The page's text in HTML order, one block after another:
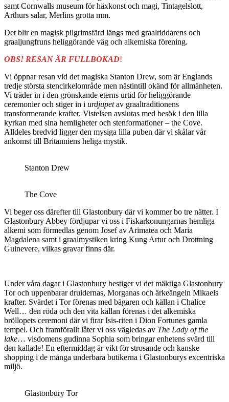
samt Cornwalls museum för häxkonst och magi, Tintagelslott,
Arthurs salar, Merlins grotta mm.
Det blir en magisk pilgrimsfärd längs med graalriddarens och
graaljungfruns heliggörande väg och alkemiska förening.
OBS! RESAN ÄR FULLBOKAD!
Vi öppnar resan vid det magiska Stanton Drew, som är Englands
tredje största stencirkelområde men nästintill okänd för allmänheten.
Vi träder in i den grönskande eterns urtid för heliggörande
ceremonier och stiger in i urdjupetav graaltraditionens
transformerande krafter. Vistelsen avslutas med besök i den lilla
kyrkan med sina hemligheter och stenformationer – the Cove.
Alldeles bredvid ligger den mysiga lilla puben där vi skålar vår
ankomst till Britanniens heliga mystik.
Stanton Drew
The Cove
Vi beger oss därefter till Glastonbury där vi kommer bo tre nätter. I
Glastonbury Abbey fördjupar vi oss i Fiskarkonungarnas hemliga
alkemi som förmedlas genom Josef av Arimatea och Maria
Magdalena samt i graalmystiken kring Kung Artur och Drottning
Guinevere, vilkas gravar finns där.
Under våra dagar i Glastonbury bestiger vi det mäktiga Glastonbury
Tor och uppenbarar druidernas, Morganas och ärkeängeln Mikaels
krafter. Svärdet i Tor förenas med bägaren och källan i Chalice
Well… den röda och den vita källan förenas i det alkemiska
bröllopets ceremoni där vi firar Isis-riten i Dion Fortunes gamla
tempel. Och framförallt låter vi oss vägledas av The Lady of the
lake… visdomens gudinna Sophia som bringar enhetens svärd till
den kallade! En eftermiddag är vikt för strosande och kanske
shopping i de många underbara butikerna i Glastonburys excentriska
miljö.
Glastonbury Tor